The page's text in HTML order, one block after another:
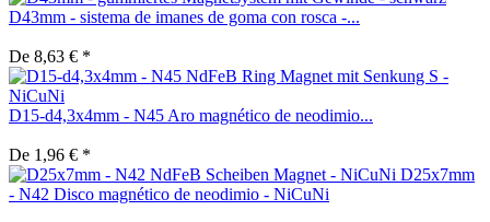
D43mm - sistema de imanes de goma con rosca -...
De 8,63 € *
D15-d4,3x4mm - N45 Aro magnético de neodimio...
De 1,96 € *
D25x7mm
- N42 Disco magnético de neodimio - NiCuNi